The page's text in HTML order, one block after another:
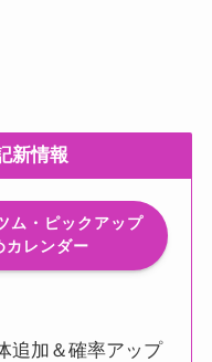
新情報
ム・ピックアップ
カレンダー
追加＆確率アップ